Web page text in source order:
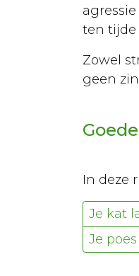
Papegaaien
Soorten
Verzorging
Voeding
Ziekten
Parkieten
ten tijde
Zowel
geen
In deze
Je kat
Je